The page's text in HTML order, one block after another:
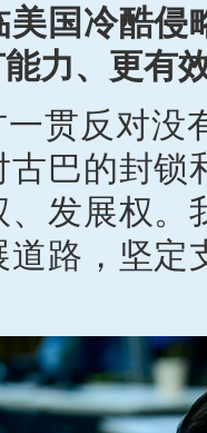
美国冷酷
力、更有
贯反对没
巴的封锁
、发展权
道路，坚